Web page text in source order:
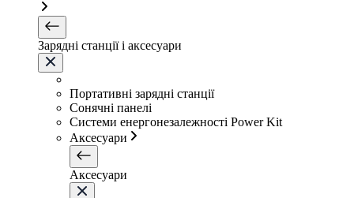
Зарядні станції і аксесуари
Портативні зарядні станції
Сонячні панелі
Системи енергонезалежності Power Kit
Аксесуари
Аксесуари